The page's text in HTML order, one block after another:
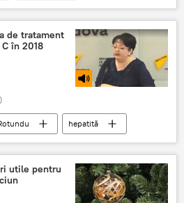
activist
de tratament
în 2018
hepatită
spitale
utile pentru